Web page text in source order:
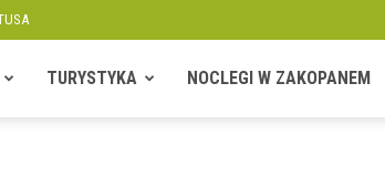
TURYSTYKA NOCLEGI W ZAKOPANEM